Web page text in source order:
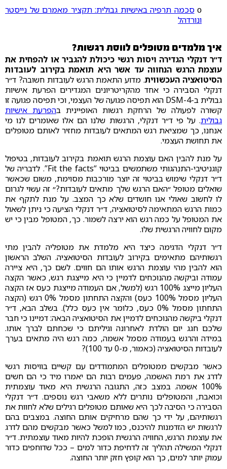
ο סכמה תרפיה באישיות גבולית: תקציר מאמרם של נייסטר
ונורדהל
איך מלמדים מטופלים לווסת רגשות?
ד״ר דנקלי הגדירה ויסות רגשי כיכולת להגביר או להפחית את
עוצמת הרגש הנחווה עד אשר היא תואמת בקירוב לעובדות
הסיטואציה העכשווית. מדוע התאמת הרגש לעובדות חשובה? ד״ר
דנקלי הסבירה כי אחד מהקריטריונים המגדירים הפרעת אישיות
גבולית ב-DSM-4 הוא תפיסה פגועה של העצמי, וכי תפיסה פגועה זו
קשורה לפעולה של הרחקת רגשות האופיינית בהפרעת אישיות
גבולית. על פי ד״ר דנקלי, הרגשות שלנו הם אלו שאומרים לנו מי
אנחנו, כך שמציאת רגש המתאים לעובדות מחזיר לאותם מטופלים
את תחושת העצמי.
על מנת להבין האם עוצמת הרגש תואמת בקירוב לעובדות, בטיפול
קוגניטיבי-התנהגותי משתמשים בביטוי “Fit the facts”. לדבריה של
ד״ר דנקלי שימוש בביטוי זה יוצר מורכבות מסוימת, משום שכאשר
שואלים מטופל ״האם הרגש שלך מתאים לעובדות?״ זה עשוי לגרום
לו לחשוב שאולי אנו חושדים שלא כך המצב. על מנת לתקף את
כמות הרגש המתאימה לסיטואציה, ד״ר דנקלי הציעה כי ניתן לשאול
את המטופל על כמה רגש הוא ירצה לשמור. כך, המטופל מבין כי יש
מקום לחוויה הרגשית שלו.
ד״ר דנקלי הדגימה כיצד היא מלמדת את מטופליה להבין מתי
רגשותיהם מתאימים בקירוב לעובדות הסיטואציה. השלב הראשון
הוא להבין מהי עוצמת הרגש אותו הם חווים. לשם כך, היא ציירה
עמודה וביקשה מהנוכחים לדמיין כי היא מייצגת רגש, כאשר הקצה
העליון מייצג 100% רגש (למשל, אם העמודה מייצגת כעס אז הקצה
העליון מסמל 100% כעס) והקצה התחתון מסמל 0% רגש (הקצה
התחתון מסמל 0% כעס, כלומר אין כעס כלל). בשלב הבא, ד״ר
דנקלי ביקשה מהנוכחים לדמיין את הסיטואציה הבאה: דמיינו כי חבר
שלכם חגג יום הולדת לאחרונה וגיליתם כי שכחתם לברך אותו.
במידה והרגש בעמודה מסמל אשמה, כמה רגש היה מתאים בערך
לעובדות הסיטואציה (כאמור, מ-0 עד 100)?
כאשר מבקשים ממטופלים המתמודדים עם קשיים בוויסות רגשי
לדרג את רמת האשמה, פעמים רבות הם יאמרו מיד כי הם חשים
100% אשמה. במצב כזה, התגובה הרגשית היא מאוד עוצמתית
וכואבת, והמטופלים נותרים ללא משאבי רגש נוספים. ד״ר דנקלי
הסבירה כי הסיבה לכך היא שאותם מטופלים רגילים שלא לחוות את
רגשותיהם, על ידי כך שהם מרחיקים אותם החוצה. במצבים בהם
לרגשות יש הזדמנות להיכנס, כמו למשל כאשר מבקשים מהם לדרג
את עוצמת הרגש, החוויה הרגשית הופכת להיות מאוד עוצמתית. ד״ר
דנקלי המשילה תהליך זה לדחיפת כדור למים – ככל שדוחפים כדור
עמוק יותר למים, כך הוא קופץ חזק יותר החוצה.